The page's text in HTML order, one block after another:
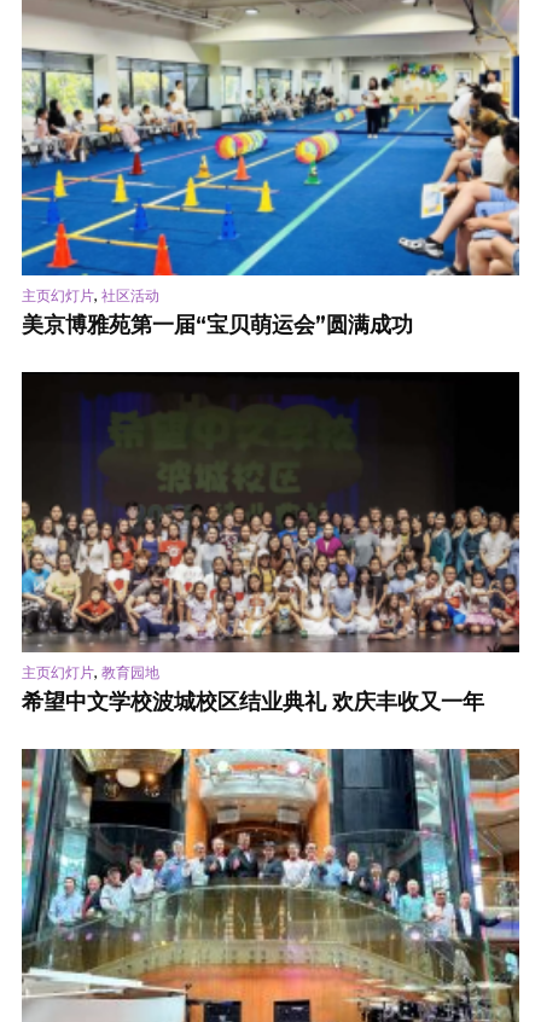
主页幻灯片, 社区活动
美京博雅苑第一届“宝贝萌运会”圆满成功
主页幻灯片, 教育园地
希望中文学校波城校区结业典礼 欢庆丰收又一年